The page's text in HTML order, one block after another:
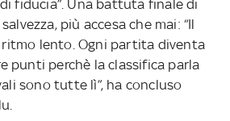
fiducia”. Una battuta finale di
più accesa che mai: “Il
lento. Ogni partita diventa
punti perchè la classifica parla
sono tutte lì”, ha concluso